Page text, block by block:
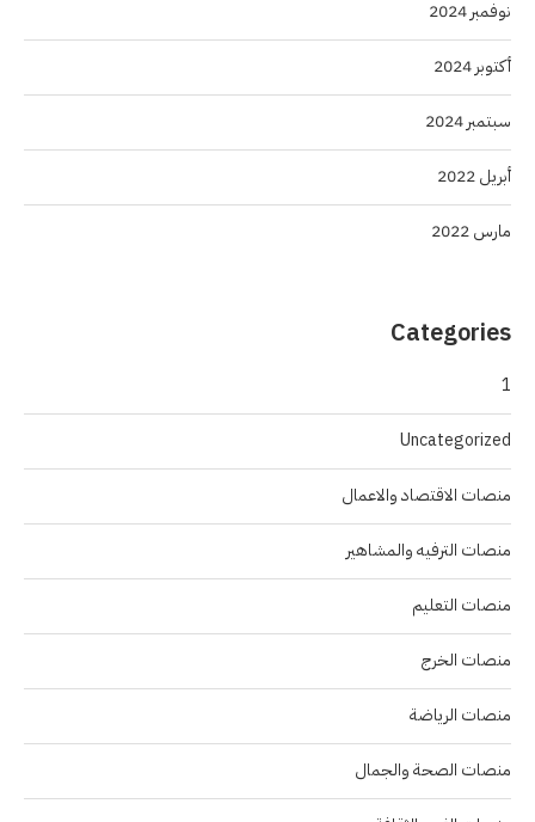
نوفمبر 2024
أكتوبر 2024
سبتمبر 2024
أبريل 2022
مارس 2022
Categories
1
Uncategorized
منصات الاقتصاد والاعمال
منصات الترفيه والمشاهير
منصات التعليم
منصات الخرج
منصات الرياضة
منصات الصحة والجمال